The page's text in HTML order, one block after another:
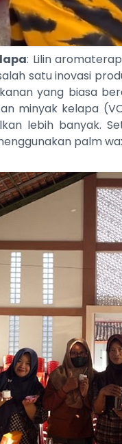
: Lilin
satu inovasi
yang biasa
minyak kelapa
lebih banyak.
palm